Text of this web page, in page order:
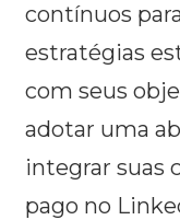
contínuos
estratégias
com seus
adotar uma
integrar suas
pago no